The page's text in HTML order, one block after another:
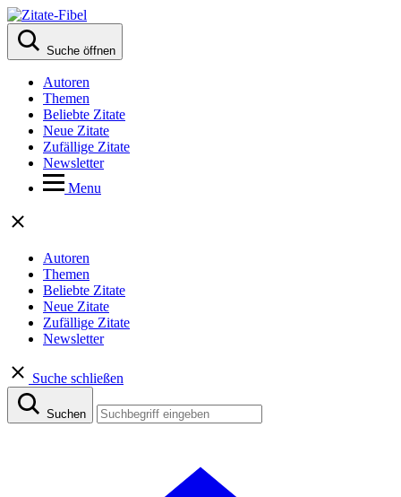
Suche öffnen
Autoren
Themen
Beliebte Zitate
Neue Zitate
Zufällige Zitate
Newsletter
Menu
Autoren
Themen
Beliebte Zitate
Neue Zitate
Zufällige Zitate
Newsletter
Suche schließen
Suchen